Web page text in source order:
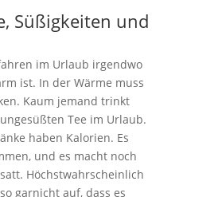
Süßigkeiten und
im Urlaub irgendwo
ist. In der Wärme muss
Kaum jemand trinkt
Tee im Urlaub.
haben Kalorien. Es
und es macht noch
Höchstwahrscheinlich
garnicht auf, dass es